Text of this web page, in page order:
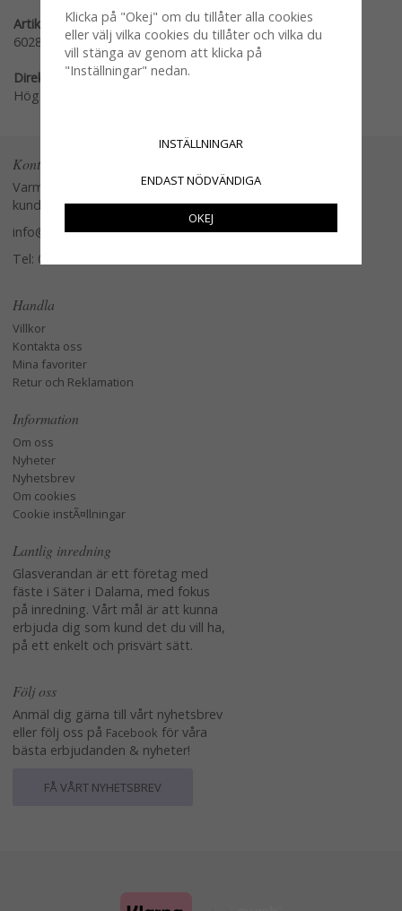
Artikelnummer:
60284-M
Direktlänk:
Högerklicka och kopiera adressen
Kontakta oss
Varmt välkommen att kontakta vår
kundtjänst.
info@glasverandan.se
Tel: 079-3495968
Handla
Villkor
Kontakta oss
Mina favoriter
Retur och Reklamation
Information
Om oss
Nyheter
Nyhetsbrev
Om cookies
Cookie instÃ¤llningar
Lantlig inredning
Glasverandan är ett företag med
fäste i Säter i Dalarna, med fokus
på inredning. Vårt mål är att kunna
erbjuda dig som kund det du vill ha,
på ett enkelt och prisvärt sätt.
Följ oss
Anmäl dig gärna till vårt nyhetsbrev
eller följ oss på Facebook för våra
bästa erbjudanden & nyheter!
FÅ VÅRT NYHETSBREV
Klicka på "Okej" om du tillåter alla cookies
eller välj vilka cookies du tillåter och vilka du
vill stänga av genom att klicka på
"Inställningar" nedan.
INSTÄLLNINGAR
ENDAST NÖDVÄNDIGA
OKEJ